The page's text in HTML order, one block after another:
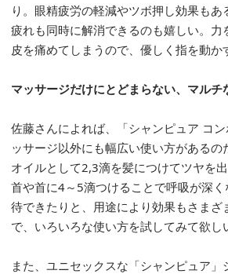
り。眼精疲労の軽減やツボ押し効果も
疲れも同時に解消できるのも嬉しい。力
皮を痛めてしまうので、優しく指を動か
マッサージだけにとどまらない、マルチ
佐藤さんによれば、「シャンピュア コ
ッサージ以外にも幅広い使い方がある
オイルとして2,3滴を髪につけてツヤを
首や首に4～5滴つけることで呼吸が深
待できたりと、用途により効果もさまざ
で、いろいろな使い方を試してみて欲し
また、ユニセックスな「シャンピュア」